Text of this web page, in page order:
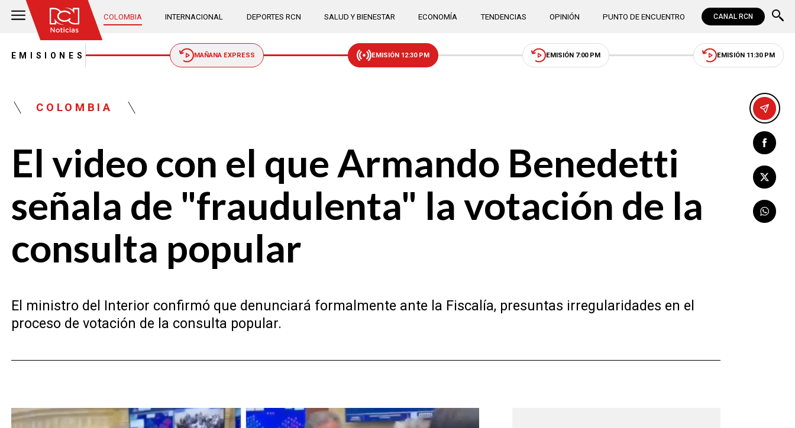
COLOMBIA INTERNACIONAL DEPORTES RCN SALUD Y BIENESTAR ECONOMÍA TENDENCIAS OPINIÓN PUNTO DE ENCUENTRO CANAL RCN
EMISIONES MAÑANA EXPRESS EMISIÓN 12:30 PM EMISIÓN 7:00 PM EMISIÓN 11:30 PM
COLOMBIA
El video con el que Armando Benedetti
señala de "fraudulenta" la votación de la
consulta popular
El ministro del Interior confirmó que denunciará formalmente ante la Fiscalía, presuntas irregularidades en el
proceso de votación de la consulta popular.